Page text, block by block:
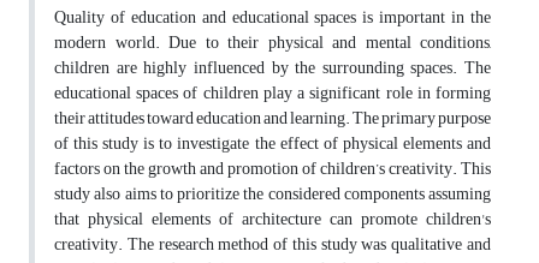
Quality of education and educational spaces is important in the
modern world. Due to their physical and mental conditions,
children are highly influenced by the surrounding spaces. The
educational spaces of children play a significant role in forming
their attitudes toward education and learning. The primary purpose
of this study is to investigate the effect of physical elements and
factors on the growth and promotion of children’s creativity. This
study also aims to prioritize the considered components assuming
that physical elements of architecture can promote children's
creativity. The research method of this study was qualitative and